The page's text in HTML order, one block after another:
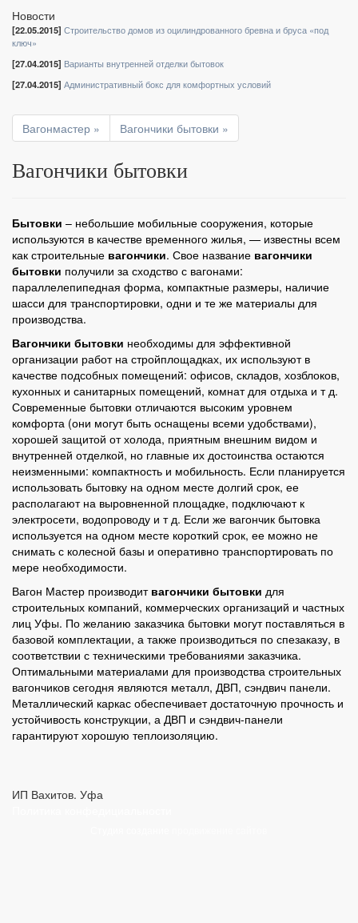
Новости
[22.05.2015] Строительство домов из оцилиндрованного бревна и бруса «под
ключ»
[27.04.2015] Варианты внутренней отделки бытовок
[27.04.2015] Административный бокс для комфортных условий
Вагонмастер » Вагончики бытовки »
Вагончики бытовки
Бытовки – небольшие мобильные сооружения, которые
используются в качестве временного жилья, — известны всем
как строительные вагончики. Свое название вагончики
бытовки получили за сходство с вагонами:
параллелепипедная форма, компактные размеры, наличие
шасси для транспортировки, одни и те же материалы для
производства.
Вагончики бытовки необходимы для эффективной
организации работ на стройплощадках, их используют в
качестве подсобных помещений: офисов, складов, хозблоков,
кухонных и санитарных помещений, комнат для отдыха и т д.
Современные бытовки отличаются высоким уровнем
комфорта (они могут быть оснащены всеми удобствами),
хорошей защитой от холода, приятным внешним видом и
внутренней отделкой, но главные их достоинства остаются
неизменными: компактность и мобильность. Если планируется
использовать бытовку на одном месте долгий срок, ее
располагают на выровненной площадке, подключают к
электросети, водопроводу и т д. Если же вагончик бытовка
используется на одном месте короткий срок, ее можно не
снимать с колесной базы и оперативно транспортировать по
мере необходимости.
Вагон Мастер производит вагончики бытовки для
строительных компаний, коммерческих организаций и частных
лиц Уфы. По желанию заказчика бытовки могут поставляться в
базовой комплектации, а также производиться по спезаказу, в
соответствии с техническими требованиями заказчика.
Оптимальными материалами для производства строительных
вагончиков сегодня являются металл, ДВП, сэндвич панели.
Металлический каркас обеспечивает достаточную прочность и
устойчивость конструкции, а ДВП и сэндвич-панели
гарантируют хорошую теплоизоляцию.
ИП Вахитов. Уфа